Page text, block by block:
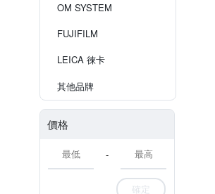
OM SYSTEM
FUJIFILM
LEICA 徠卡
其他品牌
價格
-
確定